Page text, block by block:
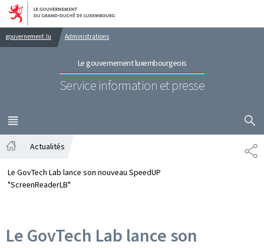
Aller au menu principal
Aller au contenu
gouvernement.lu Administrations
Le gouvernement luxembourgeois
Service information et presse
MENU
PRINCIPAL
Actualités
Le GovTech Lab lance son nouveau SpeedUP
"ScreenReaderLB"
Le GovTech Lab lance son